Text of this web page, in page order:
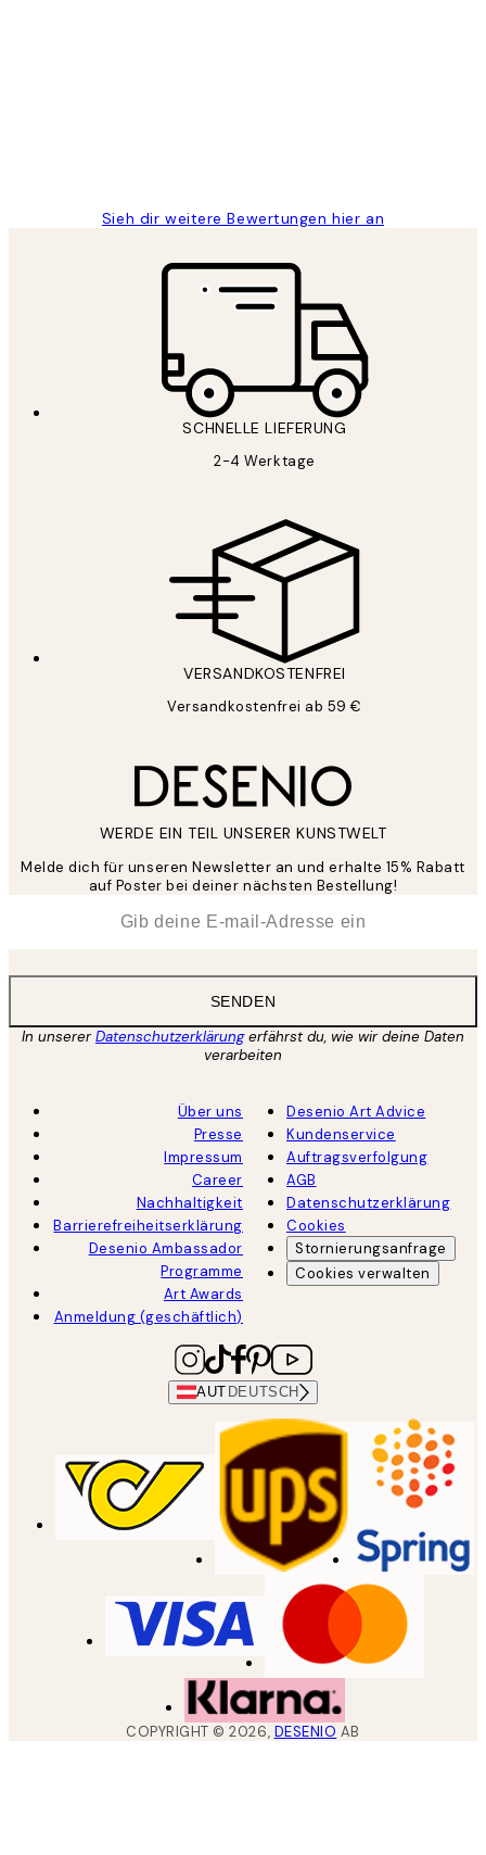
Sieh dir weitere Bewertungen hier an
SCHNELLE LIEFERUNG
2-4 Werktage
VERSANDKOSTENFREI
Versandkostenfrei ab 59 €
WERDE EIN TEIL UNSERER KUNSTWELT
Melde dich für unseren Newsletter an und erhalte 15% Rabatt
auf Poster bei deiner nächsten Bestellung!
SENDEN
In unsererDatenschutzerklärungerfährst du, wie wir deine Daten
verarbeiten
Über uns
Presse
Impressum
Career
Nachhaltigkeit
Barrierefreiheitserklärung
Desenio Ambassador
Programme
Art Awards
Anmeldung (geschäftlich)
Desenio Art Advice
Kundenservice
Auftragsverfolgung
AGB
Datenschutzerklärung
Cookies
Stornierungsanfrage
Cookies verwalten
AUT DEUTSCH
COPYRIGHT ©2026, DESENIO AB